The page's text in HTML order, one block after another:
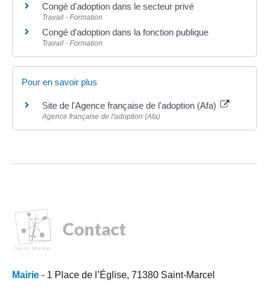
Congé d'adoption dans le secteur privé
Travail - Formation
Congé d'adoption dans la fonction publique
Travail - Formation
Pour en savoir plus
Site de l'Agence française de l'adoption (Afa)
Agence française de l'adoption (Afa)
Contact
Mairie - 1 Place de l’Église, 71380 Saint-Marcel